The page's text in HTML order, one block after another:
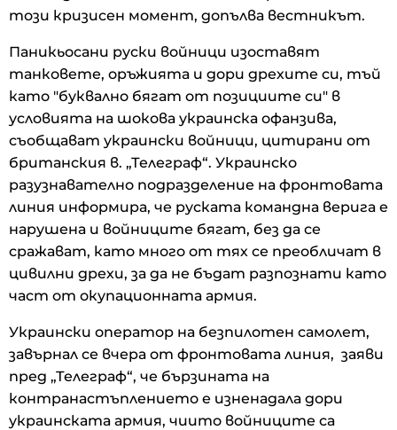
този кризисен момент, допълва вестникът.
Паникьосани руски войници изоставят
танковете, оръжията и дори дрехите си, тъй
като "буквално бягат от позициите си" в
условията на шокова украинска офанзива,
съобщават украински войници, цитирани от
британския в. „Телеграф“. Украинско
разузнавателно подразделение на фронтовата
линия информира, че руската командна верига е
нарушена и войниците бягат, без да се
сражават, като много от тях се преобличат в
цивилни дрехи, за да не бъдат разпознати като
част от окупационната армия.
Украински оператор на безпилотен самолет,
завърнал се вчера от фронтовата линия, заяви
пред „Телеграф“, че бързината на
контранастъплението е изненадала дори
украинската армия, чиито войниците са